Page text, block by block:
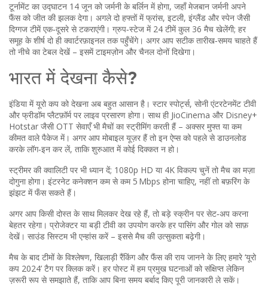
टूर्नामेंट का उद्घाटन 14 जून को जर्मनी के बर्लिन में होगा, जहाँ मेजबान जर्मनी अपने
फैंस को जीत की झलक देगा। अगले दो हफ्तों में फ्रांस, इटली, इंग्लैंड और स्पेन जैसी
दिग्गज टीमें एक‑दूसरे से टकराएंगी। ग्रुप‑स्टेज में 24 टीमें कुल 36 मैच खेलेंगी; हर
समूह के शीर्ष दो ही क्वार्टरफ़ाइनल तक पहुँचेंगे। अगर आप सटीक तारीख‑समय चाहते हैं
तो नीचे का टेबल देखें – इसमें टाइमज़ोन और चैनल दोनों दिखेगा।
भारत में देखना कैसे?
इंडिया में यूरो कप को देखना अब बहुत आसान है। स्टार स्पोर्ट्स, सोनी एंटरटेनमेंट टीवी
और फ्रीडॉम प्लैटफ़ॉर्म पर लाइव प्रसारण होगा। साथ ही JioCinema और Disney+
Hotstar जैसी OTT सेवाएँ भी मैचों का स्ट्रीमिंग करती हैं – अक्सर मुफ्त या कम
कीमत वाले पैकेज में। अगर आप मोबाइल यूज़र हैं तो इन ऐप्स को पहले से डाउनलोड
करके लॉग‑इन कर लें, ताकि शुरुआत में कोई दिक्कत न हो।
स्ट्रीमर की क्वालिटी पर भी ध्यान दें; 1080p HD या 4K विकल्प चुनें तो मैच का मज़ा
दोगुना होगा। इंटरनेट कनेक्शन कम से कम 5 Mbps होना चाहिए, नहीं तो बफ़रिंग के
झंझट में फँस सकते हैं।
अगर आप किसी दोस्त के साथ मिलकर देख रहे हैं, तो बड़े स्क्रीन पर सेट‑अप करना
बेहतर रहेगा। प्रोजेक्टर या बड़ी टीवी का उपयोग करके हर पासिंग और गोल को साफ़
देखें। साउंड सिस्टम भी एन्हांस करें – इससे मैच की उत्सुकता बढ़ेगी।
मैच के बाद टीमों के विश्लेषण, खिलाड़ी रैंकिंग और फैंस की राय जानने के लिए हमारे ‘यूरो
कप 2024’ टैग पर क्लिक करें। हर पोस्ट में हम प्रमुख घटनाओं को संक्षिप्त लेकिन
ज़रूरी रूप से समझाते हैं, ताकि आप बिना समय बर्बाद किए पूरी जानकारी ले सकें।